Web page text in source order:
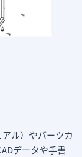
ル）やパーツカ
データや手書